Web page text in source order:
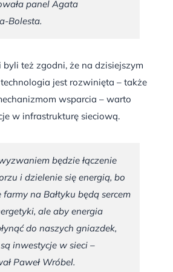
panel Agata
Bolesta.
byli też zgodni, że na dzisiejszym
jest rozwinięta – także
wsparcia – warto
w infrastrukturę sieciową.
będzie łączenie
i dzielenie się energią, bo
na Bałtyku będą sercem
ale aby energia
do naszych gniazdek,
inwestycje w sieci –
Paweł Wróbel.